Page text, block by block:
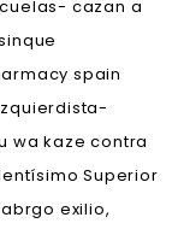
cazan a
spain
wa kaze contra
Superior
exilio,